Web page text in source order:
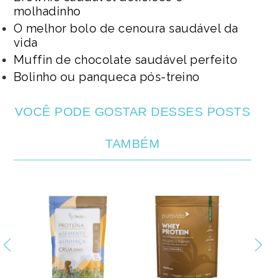
molhadinho
O melhor bolo de cenoura saudável da
vida
Muffin de chocolate saudável perfeito
Bolinho ou panqueca pós-treino
VOCÊ PODE GOSTAR DESSES POSTS
TAMBÉM